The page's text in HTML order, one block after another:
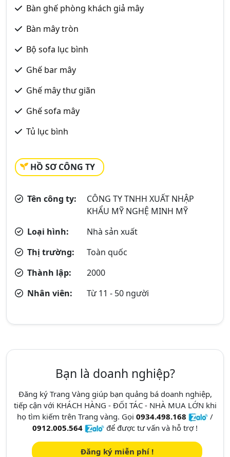
Bàn ghế phòng khách giả mây
Bàn mây tròn
Bộ sofa lục bình
Ghế bar mây
Ghế mây thư giãn
Ghế sofa mây
Tủ lục bình
HỒ SƠ CÔNG TY
Tên công ty:
CÔNG TY TNHH XUẤT NHẬP
KHẨU MỸ NGHỆ MINH MỸ
Loại hình:
Nhà sản xuất
Thị trường:
Toàn quốc
Thành lập:
2000
Nhân viên:
Từ 11 - 50 người
Bạn là doanh nghiệp?
Đăng ký Trang Vàng giúp bạn quảng bá doanh nghiệp,
tiếp cận với KHÁCH HÀNG - ĐỐI TÁC - NHÀ MUA LỚN khi
họ tìm kiếm trên Trang vàng. Gọi 0934.498.168
/
0912.005.564
để được tư vấn và hỗ trợ !
Đăng ký miễn phí !